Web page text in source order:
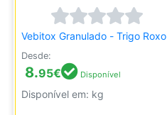
Vebitox Granulado - Trigo Roxo
Desde:
8.95€ Disponível
Disponível em: kg